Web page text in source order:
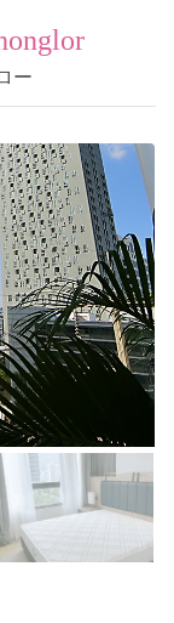
ー